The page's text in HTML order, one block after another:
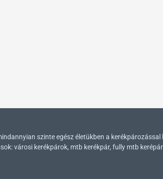
szinte egész életükben a
városi kerékpárok, mtb kerékpár, fully mtb